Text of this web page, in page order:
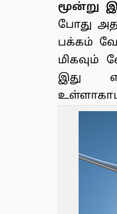
மூன்று
போது
பக்கம்
மிகவும்
இது